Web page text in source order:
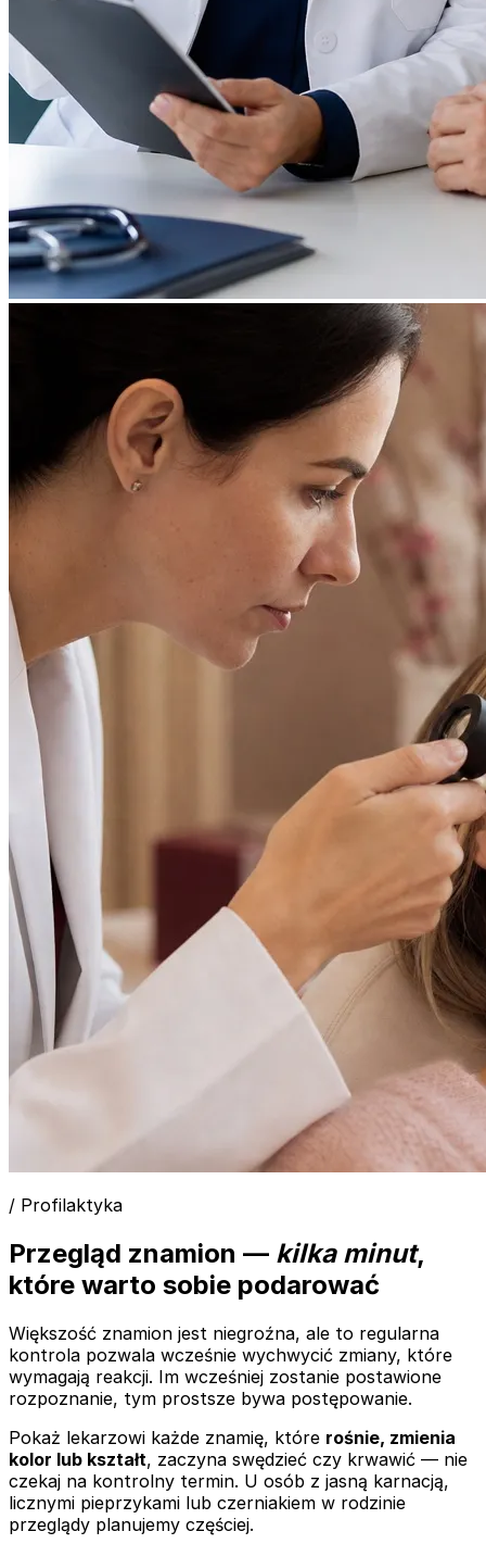
/ Profilaktyka
Przegląd znamion — kilka minut,
które warto sobie podarować
Większość znamion jest niegroźna, ale to regularna
kontrola pozwala wcześnie wychwycić zmiany, które
wymagają reakcji. Im wcześniej zostanie postawione
rozpoznanie, tym prostsze bywa postępowanie.
Pokaż lekarzowi każde znamię, które rośnie, zmienia
kolor lub kształt, zaczyna swędzieć czy krwawić — nie
czekaj na kontrolny termin. U osób z jasną karnacją,
licznymi pieprzykami lub czerniakiem w rodzinie
przeglądy planujemy częściej.